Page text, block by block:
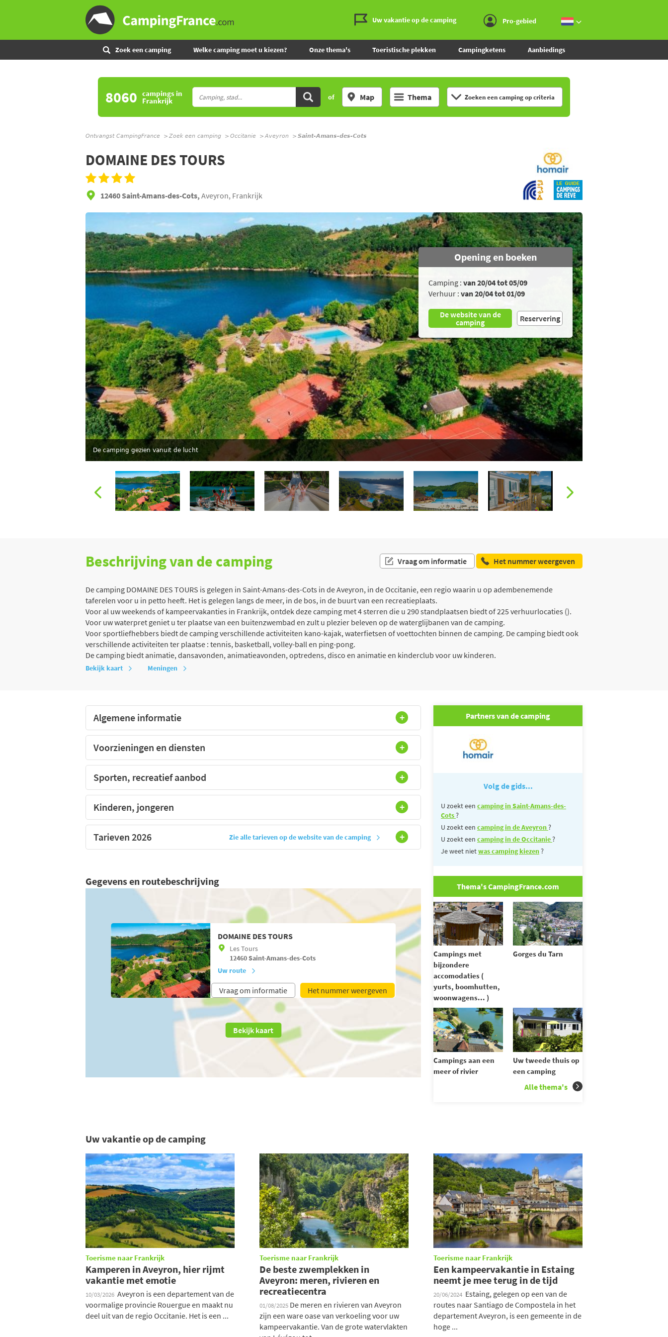
Uw vakantie op de camping Pro-gebied
Zoek een camping Welke camping moet u kiezen? Onze thema's Toeristische plekken Campingketens Aanbiedings
8060 campingsin
Frankrijk of Map Thema Zoeken een camping op criteria
Ontvangst CampingFrance Zoek een camping Occitanie Aveyron Saint-Amans-des-Cots
DOMAINE DES TOURS
12460 Saint-Amans-des-Cots, Aveyron, Frankrijk
De camping gezien vanuit de lucht
Opening en boeken
Camping : van 20/04 tot 05/09
Verhuur : van 20/04 tot 01/09
De website van de
camping
Reservering
Beschrijving van de camping Vraag om informatie Het nummer weergeven
De camping DOMAINE DES TOURS is gelegen in Saint-Amans-des-Cots in de Aveyron, in de Occitanie, een regio waarin u op adembenemende
taferelen voor u in petto heeft. Het is gelegen langs de meer, in de bos, in de buurt van een recreatieplaats.
Voor al uw weekends of kampeervakanties in Frankrijk, ontdek deze camping met 4 sterren die u 290 standplaatsen biedt of 225 verhuurlocaties ().
Voor uw waterpret geniet u ter plaatse van een buitenzwembad en zult u plezier beleven op de waterglijbanen van de camping.
Voor sportliefhebbers biedt de camping verschillende activiteiten kano-kajak, waterfietsen of voettochten binnen de camping. De camping biedt ook
verschillende activiteiten ter plaatse : tennis, basketball, volley-ball en ping-pong.
De camping biedt animatie, dansavonden, animatieavonden, optredens, disco en animatie en kinderclub voor uw kinderen.
Bekijk kaart Meningen
Algemene informatie
Voorzieningen en diensten
Sporten, recreatief aanbod
Kinderen, jongeren
Tarieven 2026 Zie alle tarieven op de website van de camping
Gegevens en routebeschrijving
DOMAINE DES TOURS
Les Tours
12460Saint-Amans-des-Cots
Uw route
Vraag om informatie Het nummer weergeven
Bekijk kaart
Partners van de camping
Volg de gids...
U zoekt een camping in Saint-Amans-des-
Cots?
U zoekt een camping in de Aveyron?
U zoekt een camping in de Occitanie?
Je weet nietwas camping kiezen?
Thema's CampingFrance.com
Campings met
bijzondere
accomodaties (
yurts, boomhutten,
woonwagens... )
Gorges du Tarn
Campings aan een
meer of rivier
Uw tweede thuis op
een camping
Alle thema's
Uw vakantie op de camping
Toerisme naar Frankrijk
Kamperen in Aveyron, hier rijmt
vakantie met emotie
10/03/2026 Aveyron is een departement van de
voormalige provincie Rouergue en maakt nu
deel uit van de regio Occitanie. Het is een ...
Toerisme naar Frankrijk
De beste zwemplekken in
Aveyron: meren, rivieren en
recreatiecentra
01/08/2025 De meren en rivieren van Aveyron
zijn een ware oase van verkoeling voor uw
kampeervakantie. Van de grote watervlakten
Toerisme naar Frankrijk
Een kampeervakantie in Estaing
neemt je mee terug in de tijd
20/06/2024 Estaing, gelegen op een van de
routes naar Santiago de Compostela in het
departement Aveyron, is een gemeente in de
hoge ...